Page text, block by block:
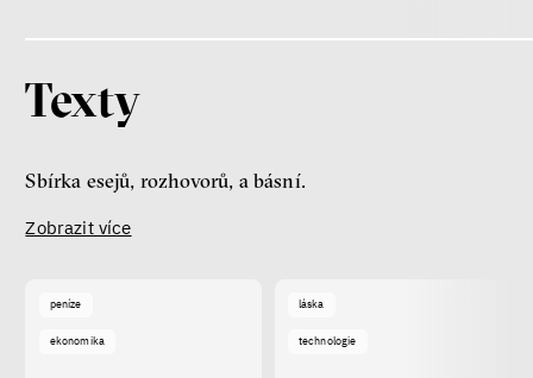
Texty
Sbírka esejů, rozhovorů, a básní.
Zobrazit více
peníze
ekonomika
láska
technologie